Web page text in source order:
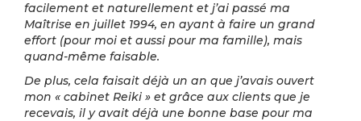
facilement et naturellement et j’ai passé ma
Maîtrise en juillet 1994, en ayant à faire un grand
effort (pour moi et aussi pour ma famille), mais
quand-même faisable.
De plus, cela faisait déjà un an que j’avais ouvert
mon « cabinet Reiki » et grâce aux clients que je
recevais, il y avait déjà une bonne base pour ma